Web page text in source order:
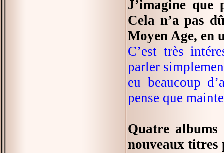
J’imagine
Cela n’a pas
Moyen Age, en
C’est très
parler
eu beaucoup
pense que
Quatre
nouveaux titres